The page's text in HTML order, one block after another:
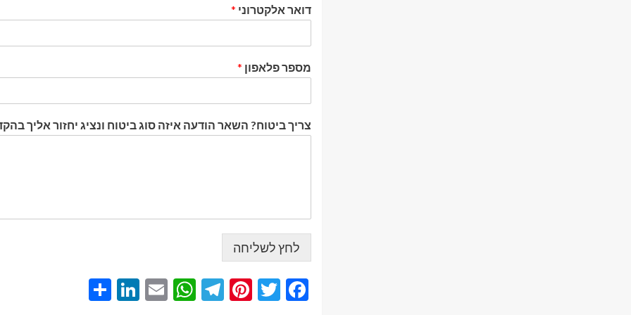
דואר אלקטרוני *
מספר פלאפון *
צריך ביטוח? השאר הודעה איזה סוג ביטוח ונציג יחזור אליך
לחץ לשליחה
Facebook
Twitter
Pinterest
Telegram
WhatsApp
Email
LinkedIn